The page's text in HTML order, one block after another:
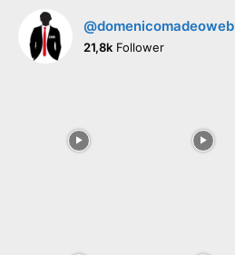
@domenicomadeoweb
21,8k Follower